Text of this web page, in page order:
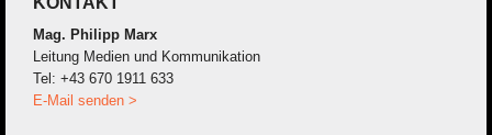
Mag. Philipp Marx
Leitung Medien und Kommunikation
Tel: +43 670 1911 633
E-Mail senden >